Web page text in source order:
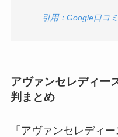
引用：Google口コミ
アヴァンセレディー
判まとめ
「アヴァンセレディ